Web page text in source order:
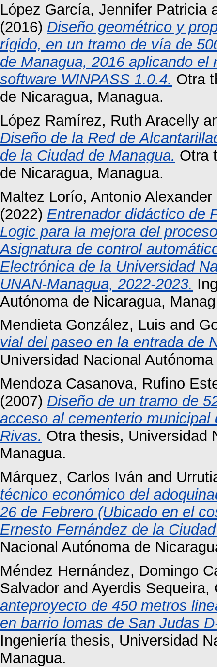
López García, Jennifer Patricia
(2016) Diseño geométrico y
rígido, en un tramo de vía de
de Managua, 2016 aplicando
software WINPASS 1.0.4. Otra
de Nicaragua, Managua.
López Ramírez, Ruth Aracelly
Diseño de la Red de
de la Ciudad de Managua. Otra
de Nicaragua, Managua.
Maltez Lorío, Antonio Alexander
(2022) Entrenador didáctico de
Logic para la mejora del
Asignatura de control
Electrónica de la Universidad
UNAN-Managua, 2022-2023.
Autónoma de Nicaragua,
Mendieta González, Luis and
vial del paseo en la entrada de
Universidad Nacional
Mendoza Casanova, Rufino
(2007) Diseño de un tramo de
acceso al cementerio
Rivas. Otra thesis, Universidad
Managua.
Márquez, Carlos Iván and
técnico económico del
26 de Febrero (Ubicado en el
Ernesto Fernández de la
Nacional Autónoma de
Méndez Hernández, Domingo
Salvador and Ayerdis Sequeira,
anteproyecto de 450 metros
en barrio lomas de San Judas
Ingeniería thesis, Universidad
Managua.